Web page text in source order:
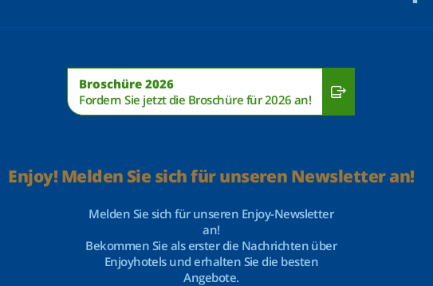
Broschüre 2026
Fordern Sie jetzt die Broschüre für 2026 an!
Enjoy! Melden Sie sich für unseren Newsletter an!
Melden Sie sich für unseren Enjoy-Newsletter
an!
Bekommen Sie als erster die Nachrichten über
Enjoyhotels und erhalten Sie die besten
Angebote.